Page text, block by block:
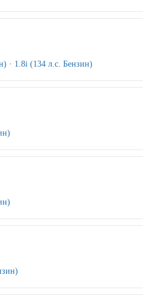
· 1.8i (134 л.с. Бензин)